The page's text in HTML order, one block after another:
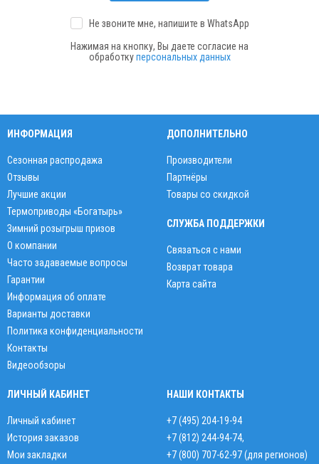
Не звоните мне, напишите в WhatsApp
Нажимая на кнопку, Вы даете согласие на
обработкуперсональных данных
ИНФОРМАЦИЯ
Сезонная распродажа
Отзывы
Лучшие акции
Термоприводы «Богатырь»
Зимний розыгрыш призов
О компании
Часто задаваемые вопросы
Гарантии
Информация об оплате
Варианты доставки
Политика конфиденциальности
Контакты
Видеообзоры
ДОПОЛНИТЕЛЬНО
Производители
Партнёры
Товары со скидкой
СЛУЖБА ПОДДЕРЖКИ
Связаться с нами
Возврат товара
Карта сайта
ЛИЧНЫЙ КАБИНЕТ
Личный кабинет
История заказов
Мои закладки
НАШИ КОНТАКТЫ
+7 (495) 204-19-94
+7 (812) 244-94-74,
+7 (800) 707-62-97 (для регионов)